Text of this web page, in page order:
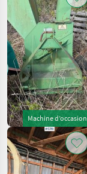
Machine d’occasion